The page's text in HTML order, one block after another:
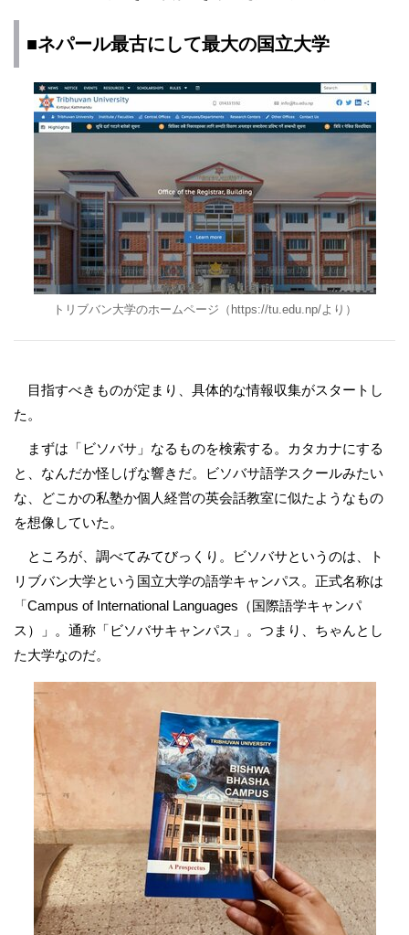
■ネパール最古にして最大の国立大学
トリブバン大学のホームページ（https://tu.edu.np/より）
目指すべきものが定まり、具体的な情報収集がスタートし
た。
まずは「ビソバサ」なるものを検索する。カタカナにする
と、なんだか怪しげな響きだ。ビソバサ語学スクールみたい
な、どこかの私塾か個人経営の英会話教室に似たようなもの
を想像していた。
ところが、調べてみてびっくり。ビソバサというのは、ト
リブバン大学という国立大学の語学キャンパス。正式名称は
「Campus of International Languages（国際語学キャンパ
ス）」。通称「ビソバサキャンパス」。つまり、ちゃんとし
た大学なのだ。